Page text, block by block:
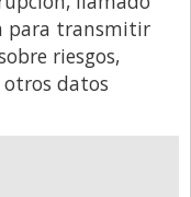
para transmitir
riesgos,
otros datos